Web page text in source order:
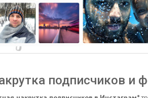
подписчиков и